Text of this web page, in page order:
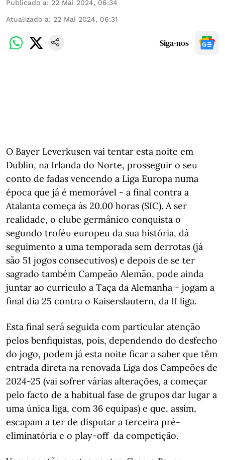
Publicado a: 22 Mai 2024, 06:34
Atualizado a: 22 Mai 2024, 06:31
Siga-nos
O Bayer Leverkusen vai tentar esta noite em
Dublin, na Irlanda do Norte, prosseguir o seu
conto de fadas vencendo a Liga Europa numa
época que já é memorável - a final contra a
Atalanta começa às 20.00 horas (SIC). A ser
realidade, o clube germânico conquista o
segundo troféu europeu da sua história, dá
seguimento a uma temporada sem derrotas (já
são 51 jogos consecutivos) e depois de se ter
sagrado também Campeão Alemão, pode ainda
juntar ao currículo a Taça da Alemanha - jogam a
final dia 25 contra o Kaiserslautern, da II liga.
Esta final será seguida com particular atenção
pelos benfiquistas, pois, dependendo do desfecho
do jogo, podem já esta noite ficar a saber que têm
entrada direta na renovada Liga dos Campeões de
2024-25 (vai sofrer várias alterações, a começar
pelo facto de a habitual fase de grupos dar lugar a
uma única liga, com 36 equipas) e que, assim,
escapam a ter de disputar a terceira pré-
eliminatória e o play-off da competição.